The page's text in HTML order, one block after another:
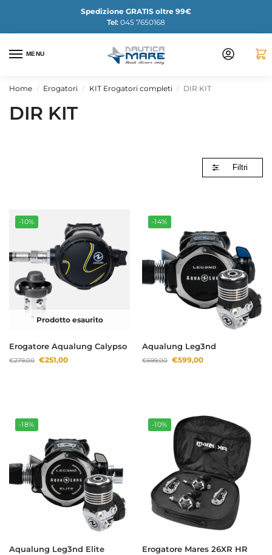
Spedizione GRATIS oltre 99€
Tel: 045 7650168
MENU
Home / Erogatori / KIT Erogatori completi / DIR KIT
DIR KIT
Filtri
-10%
Prodotto esaurito
Erogatore Aqualung Calypso
€279,00 €251,00
-14%
Aqualung Leg3nd
€699,00 €599,00
-18%
Aqualung Leg3nd Elite
-10%
Erogatore Mares 26XR HR